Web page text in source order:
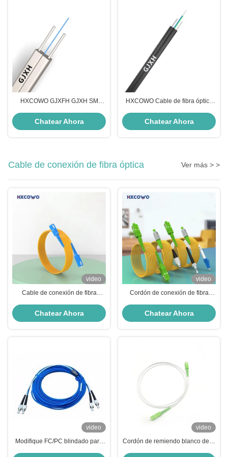
HXCOWO GJXFH GJXH SM
alambre de acero o cable FTTH
de FRP
Chatear Ahora
HXCOWO Cable de fibra óptica
Cable de caída plana
Chatear Ahora
Cable de conexión de fibra óptica Ver más > >
video
Cable de conexión de fibra
3M Cables de conexión de fibra
Chatear Ahora
video
Cordón de conexión de fibra
SC/FC/LC/ST de pequeñas
pérdidas APC/UPC 9/125 SM SX
Chatear Ahora
video
Modifique FC/PC blindado para
video
Cordón de remiendo blanco de la